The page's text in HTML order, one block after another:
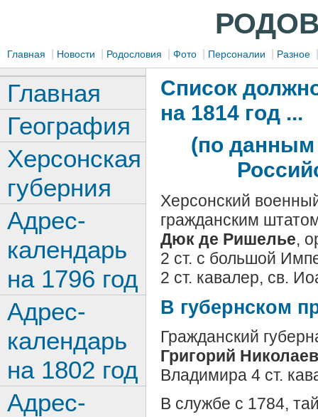
Главная Новости Родословия Фото Персоналии Разное
Список
на 1814 год ...
(по данным
Херсонский
гражданским
Дюк де Ришелье,
2 ст. с большой
2 ст. кавалер, св.
В губернском
Гражданский
Григорий
Владимира 4 ст.
В службе с 1784,
Главная
География
Херсонская
губерния
Адрес-
календарь
на 1796 год
Адрес-
календарь
на 1802 год
Адрес-